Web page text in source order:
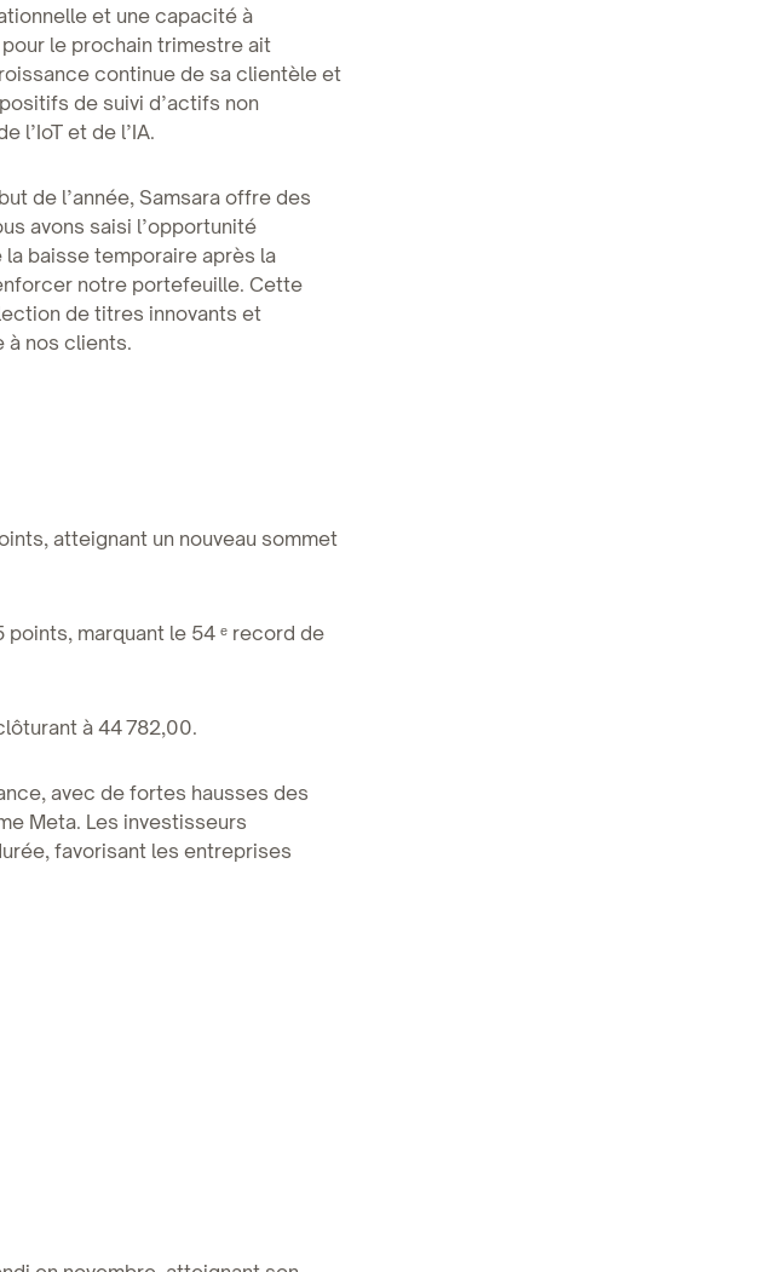
et une capacité à
le prochain trimestre ait
continue de sa clientèle et
de suivi d’actifs non
l’IoT et de l’IA.
de l’année, Samsara offre des
avons saisi l’opportunité
baisse temporaire après la
notre portefeuille. Cette
de titres innovants et
à nos clients.
atteignant un nouveau sommet
points, marquant le 54 ᵉ record de
à 44 782,00.
avec de fortes hausses des
Meta. Les investisseurs
favorisant les entreprises